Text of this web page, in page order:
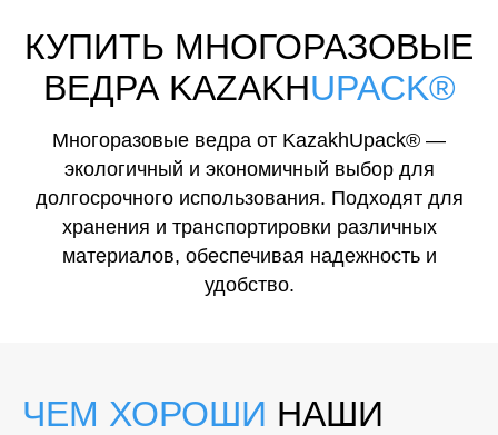
КУПИТЬ МНОГОРАЗОВЫЕ
ВЕДРА KAZAKHUPACK®
Многоразовые ведра от KazakhUpack® —
экологичный и экономичный выбор для
долгосрочного использования. Подходят для
хранения и транспортировки различных
материалов, обеспечивая надежность и
удобство.
ЧЕМ ХОРОШИ НАШИ